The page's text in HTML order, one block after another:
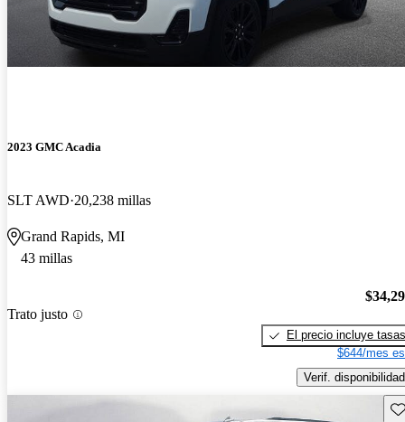
2023 GMC Acadia
SLT AWD 20,238 millas
Grand Rapids, MI
43 millas
Trato justo
El precio incluye tasas
$644/mes
Verif. disponibilidad